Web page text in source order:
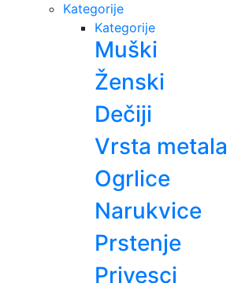
Kategorije
Kategorije
Muški
Ženski
Dečiji
Vrsta metala
Ogrlice
Narukvice
Prstenje
Privesci